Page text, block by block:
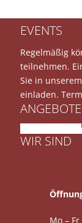
EVENTS
Regelmäßig
teilnehmen.
Sie in
einladen.
ANGEBOTE
WIR SIND
Mo –